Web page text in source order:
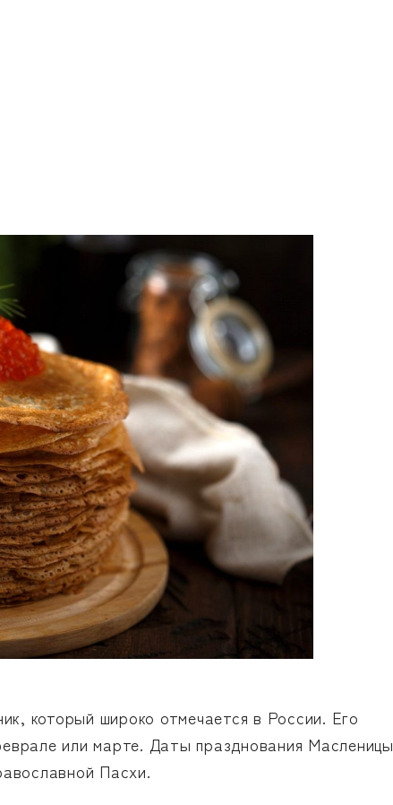
который широко отмечается в России. Его
или марте. Даты празднования Масленицы
Пасхи.